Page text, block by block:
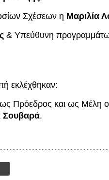
Σχέσεων η Μαριλία
& Υπεύθυνη
εκλέχθηκαν:
ως Πρόεδρος και ως Μέλη
Σουβαρά.